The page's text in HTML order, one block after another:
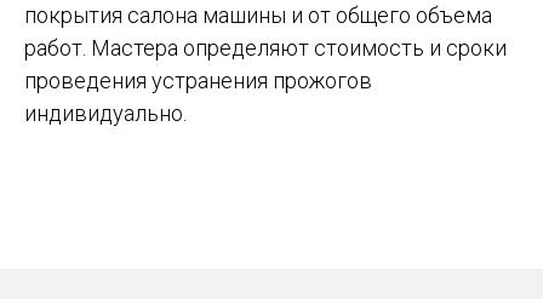
покрытия салона машины и от общего объема
работ. Мастера определяют стоимость и сроки
проведения устранения прожогов
индивидуально.